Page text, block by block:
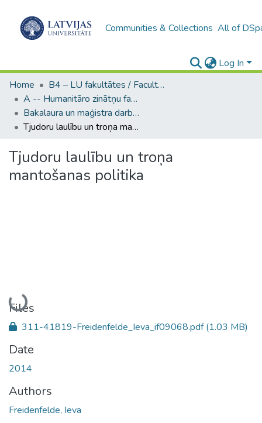
Communities & Collections All of
Log In
Home
B4 – LU fakultātes / Faculties of the UL
A -- Humanitāro zinātņu fakultāte / Faculty of Humanities
Bakalaura un maģistra darbi (HZF) / Bachelor's and Master's theses
Tjudoru laulību un troņa mantošanas politika
Tjudoru laulību un troņa
mantošanas politika
Loading...
Files
311-41819-Freidenfelde_Ieva_if09068.pdf(1.03 MB)
Date
2014
Authors
Freidenfelde, Ieva